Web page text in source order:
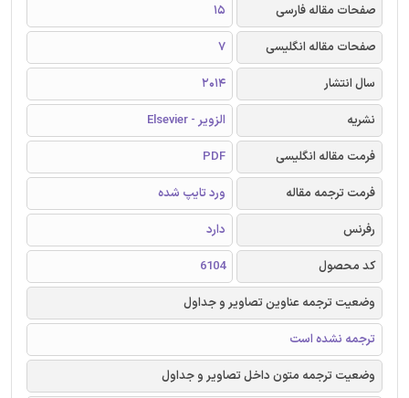
صفحات مقاله فارسی
15
صفحات مقاله انگلیسی
7
سال انتشار
2014
نشریه
الزویر - Elsevier
فرمت مقاله انگلیسی
PDF
فرمت ترجمه مقاله
ورد تایپ شده
رفرنس
دارد
کد محصول
6104
وضعیت ترجمه عناوین تصاویر و جداول
ترجمه نشده است
وضعیت ترجمه متون داخل تصاویر و جداول